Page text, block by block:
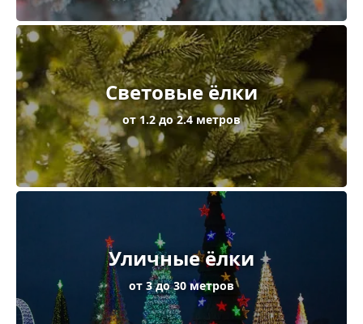
Световые ёлки
от 1.2 до 2.4 метров
Уличные ёлки
от 3 до 30 метров